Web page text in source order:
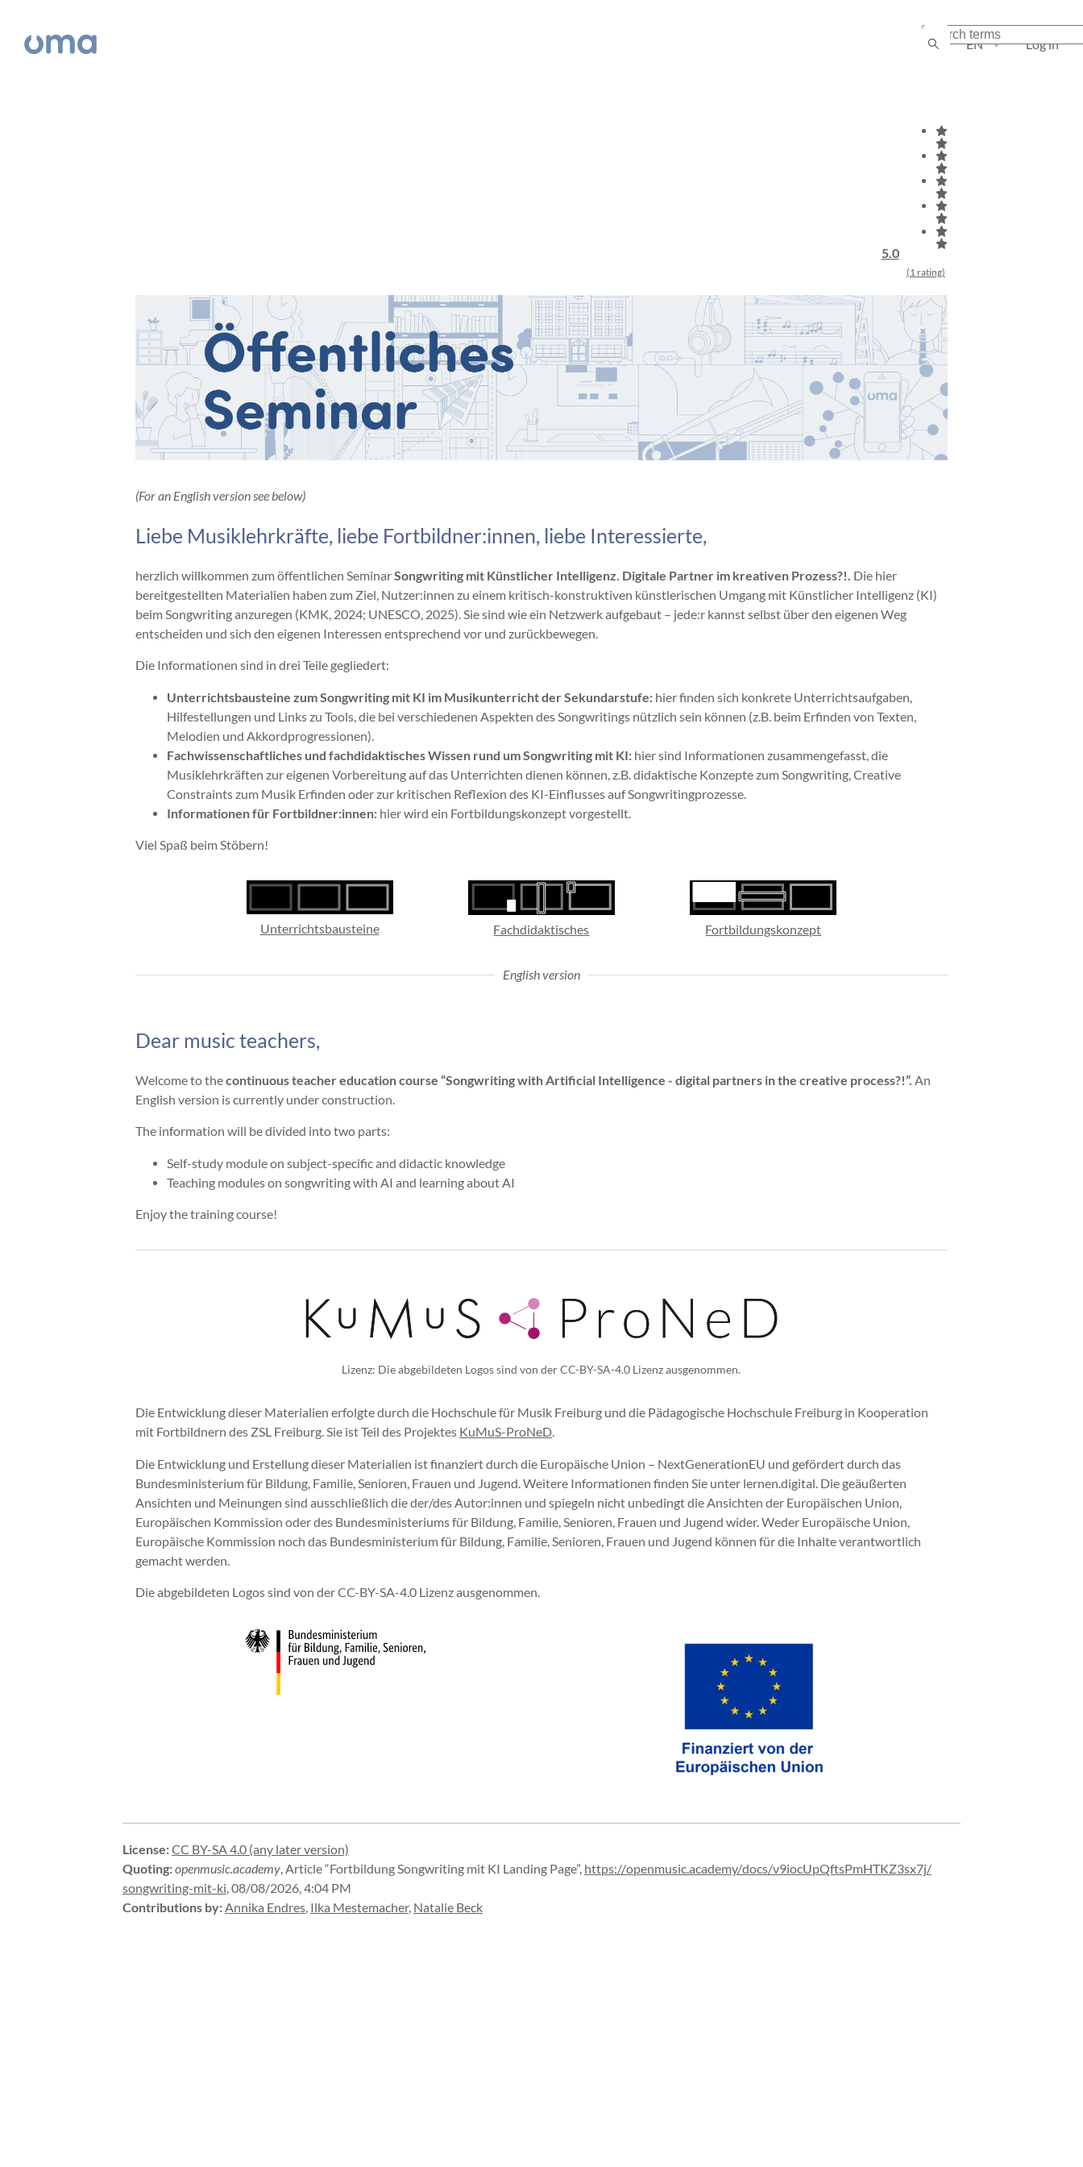
EN Log in
5.0
(1 rating)
(For an English version see below)
Liebe Musiklehrkräfte, liebe Fortbildner:innen, liebe Interessierte,
herzlich willkommen zum öffentlichen SeminarSongwriting mit Künstlicher Intelligenz. Digitale Partner im kreativen Prozess?!. Die hier
bereitgestellten Materialien haben zum Ziel, Nutzer:innen zu einem kritisch-konstruktiven künstlerischen Umgang mit Künstlicher Intelligenz (KI)
beim Songwriting anzuregen (KMK, 2024; UNESCO, 2025). Sie sind wie ein Netzwerk aufgebaut – jede:r kannst selbst über den eigenen Weg
entscheiden und sich den eigenen Interessen entsprechend vor und zurückbewegen.
Die Informationen sind in drei Teile gegliedert:
Unterrichtsbausteine zum Songwriting mit KI im Musikunterricht der Sekundarstufe:hier finden sich konkrete Unterrichtsaufgaben,
Hilfestellungen und Links zu Tools, die bei verschiedenen Aspekten des Songwritings nützlich sein können (z.B. beim Erfinden von Texten,
Melodien und Akkordprogressionen).
Fachwissenschaftliches und fachdidaktisches Wissen rund um Songwriting mit KI:hier sind Informationen zusammengefasst, die
Musiklehrkräften zur eigenen Vorbereitung auf das Unterrichten dienen können, z.B. didaktische Konzepte zum Songwriting, Creative
Constraints zum Musik Erfinden oder zur kritischen Reflexion des KI-Einflusses auf Songwritingprozesse.
Informationen für Fortbildner:innen:hier wird ein Fortbildungskonzept vorgestellt.
Viel Spaß beim Stöbern!
Unterrichtsbausteine Fachdidaktisches Fortbildungskonzept
English version
Dear music teachers,
Welcome to thecontinuous teacher education course “Songwriting with Artificial Intelligence - digital partners in the creative process?!”. An
English version is currently under construction.
The information will be divided into two parts:
Self-study module on subject-specific and didactic knowledge
Teaching modules on songwriting with AI and learning about AI
Enjoy the training course!
Lizenz: Die abgebildeten Logos sind von der CC-BY-SA-4.0 Lizenz ausgenommen.
Die Entwicklung dieser Materialien erfolgte durch die Hochschule für Musik Freiburg und die Pädagogische Hochschule Freiburg in Kooperation
mit Fortbildnern des ZSL Freiburg. Sie ist Teil des Projektes KuMuS-ProNeD.
Die Entwicklung und Erstellung dieser Materialien ist finanziert durch die Europäische Union – NextGenerationEU und gefördert durch das
Bundesministerium für Bildung, Familie, Senioren, Frauen und Jugend. Weitere Informationen finden Sie unter lernen.digital. Die geäußerten
Ansichten und Meinungen sind ausschließlich die der/des Autor:innen und spiegeln nicht unbedingt die Ansichten der Europäischen Union,
Europäischen Kommission oder des Bundesministeriums für Bildung, Familie, Senioren, Frauen und Jugend wider. Weder Europäische Union,
Europäische Kommission noch das Bundesministerium für Bildung, Familie, Senioren, Frauen und Jugend können für die Inhalte verantwortlich
gemacht werden.
Die abgebildeten Logos sind von der CC-BY-SA-4.0 Lizenz ausgenommen.
License:CC BY-SA 4.0 (any later version)
Quoting:openmusic.academy,Article “Fortbildung Songwriting mit KI Landing Page”, https://openmusic.academy/docs/v9iocUpQftsPmHTKZ3sx7j/
songwriting-mit-ki,08/08/2026, 4:04 PM
Contributions by:Annika Endres, Ilka Mestemacher, Natalie Beck